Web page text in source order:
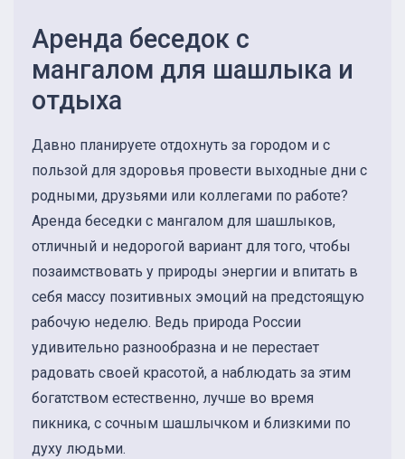
Аренда беседок с
мангалом для шашлыка и
отдыха
Давно планируете отдохнуть за городом и с
пользой для здоровья провести выходные дни с
родными, друзьями или коллегами по работе?
Аренда беседки с мангалом для шашлыков,
отличный и недорогой вариант для того, чтобы
позаимствовать у природы энергии и впитать в
себя массу позитивных эмоций на предстоящую
рабочую неделю. Ведь природа России
удивительно разнообразна и не перестает
радовать своей красотой, а наблюдать за этим
богатством естественно, лучше во время
пикника, с сочным шашлычком и близкими по
духу людьми.